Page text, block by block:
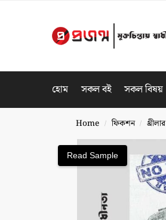
হোম সকল বই সকল বিষয়
Home / ফিকশন / থ্রীলার
Read Sample